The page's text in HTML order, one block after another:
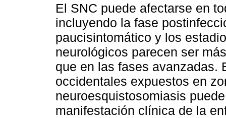
El SNC puede afectarse en
incluyendo la fase
paucisintomático y los
neurológicos parecen ser
que en las fases avanzadas.
occidentales expuestos en
neuroesquistosomiasis
manifestación clínica de la